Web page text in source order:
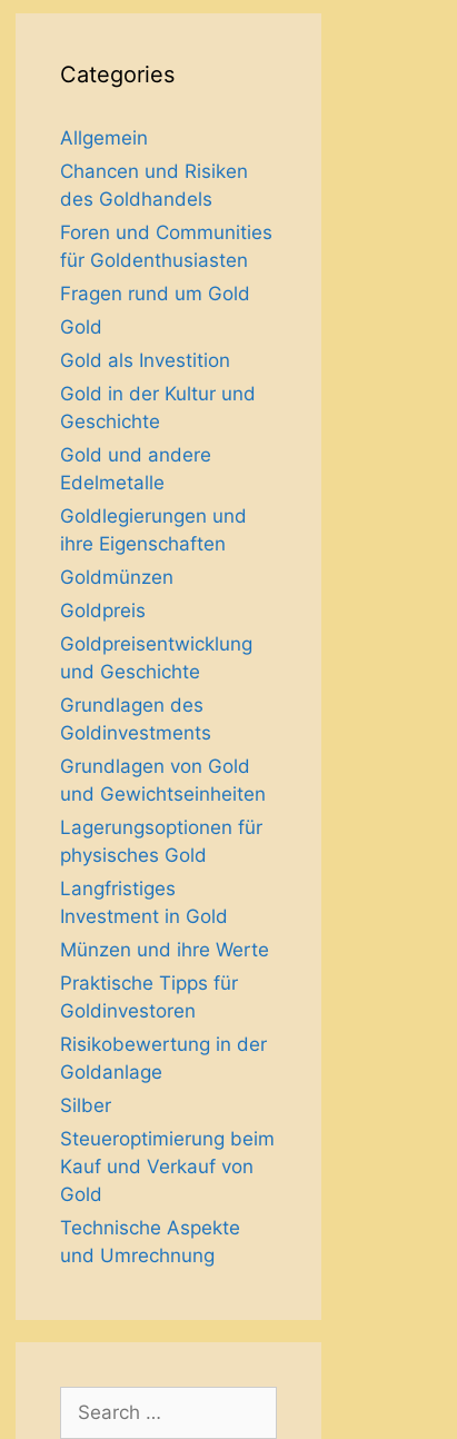
Categories
Allgemein
Chancen und Risiken
des Goldhandels
Foren und Communities
für Goldenthusiasten
Fragen rund um Gold
Gold
Gold als Investition
Gold in der Kultur und
Geschichte
Gold und andere
Edelmetalle
Goldlegierungen und
ihre Eigenschaften
Goldmünzen
Goldpreis
Goldpreisentwicklung
und Geschichte
Grundlagen des
Goldinvestments
Grundlagen von Gold
und Gewichtseinheiten
Lagerungsoptionen für
physisches Gold
Langfristiges
Investment in Gold
Münzen und ihre Werte
Praktische Tipps für
Goldinvestoren
Risikobewertung in der
Goldanlage
Silber
Steueroptimierung beim
Kauf und Verkauf von
Gold
Technische Aspekte
und Umrechnung
for: